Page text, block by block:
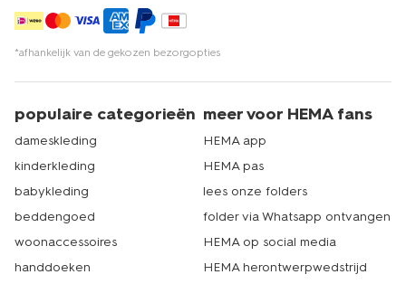
*afhankelijk van de gekozen bezorgopties
populaire categorieën
dameskleding
kinderkleding
babykleding
beddengoed
woonaccessoires
handdoeken
meer voor HEMA fans
HEMA app
HEMA pas
lees onze folders
folder via Whatsapp ontvangen
HEMA op social media
HEMA herontwerpwedstrijd